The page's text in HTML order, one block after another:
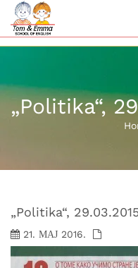
„Politika“,
„Politika“,
21. МАЈ 2016.